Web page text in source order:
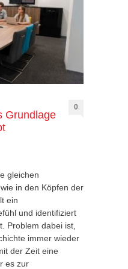
Grundlage
0
gleichen
in den Köpfen der
ein
und identifiziert
Problem dabei ist,
immer wieder
der Zeit eine
es zur